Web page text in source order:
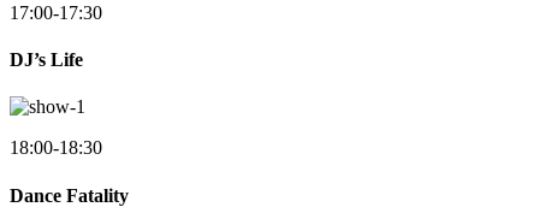
17:00-17:30
DJ’s Life
18:00-18:30
Dance Fatality